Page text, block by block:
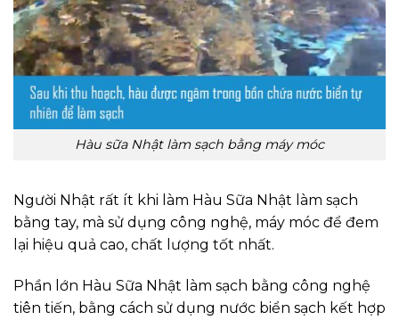
Hàu sữa Nhật làm sạch bằng máy móc
Người Nhật rất ít khi làm Hàu Sữa Nhật làm sạch
bằng tay, mà sử dụng công nghệ, máy móc để đem
lại hiệu quả cao, chất lượng tốt nhất.
Phần lớn Hàu Sữa Nhật làm sạch bằng công nghệ
tiên tiến, bằng cách sử dụng nước biển sạch kết hợp